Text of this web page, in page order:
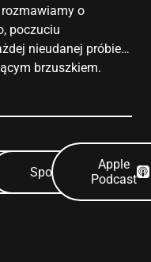
o
poczuciu
nieudanej próbie…
brzuszkiem.
Spotify
Apple
Podcast